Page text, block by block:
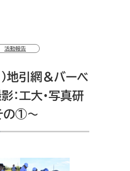
活動報告
地引網＆バーベ
：工大・写真研
の①～